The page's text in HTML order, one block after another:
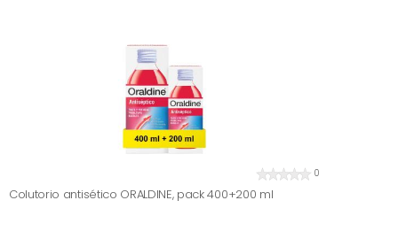
0
Colutorio antisético ORALDINE, pack 400+200 ml